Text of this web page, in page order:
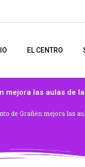
EL CENTRO
mejora las aulas de
de Grañén mejora las